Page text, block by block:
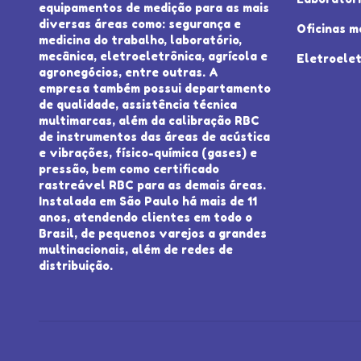
equipamentos de medição para as mais
diversas áreas como: segurança e
medicina do trabalho, laboratório,
mecânica, eletroeletrônica, agrícola e
agronegócios, entre outras. A
empresa também possui departamento
de qualidade, assistência técnica
multimarcas, além da calibração RBC
de instrumentos das áreas de acústica
e vibrações, físico-química (gases) e
pressão, bem como certificado
rastreável RBC para as demais áreas.
Instalada em São Paulo há mais de 11
anos, atendendo clientes em todo o
Brasil, de pequenos varejos a grandes
multinacionais, além de redes de
distribuição.
Oficinas